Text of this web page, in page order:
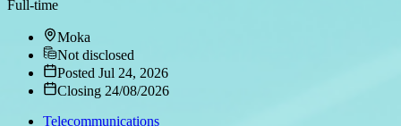
Full-time
Moka
Not disclosed
Posted Jul 24, 2026
Closing 24/08/2026
Telecommunications